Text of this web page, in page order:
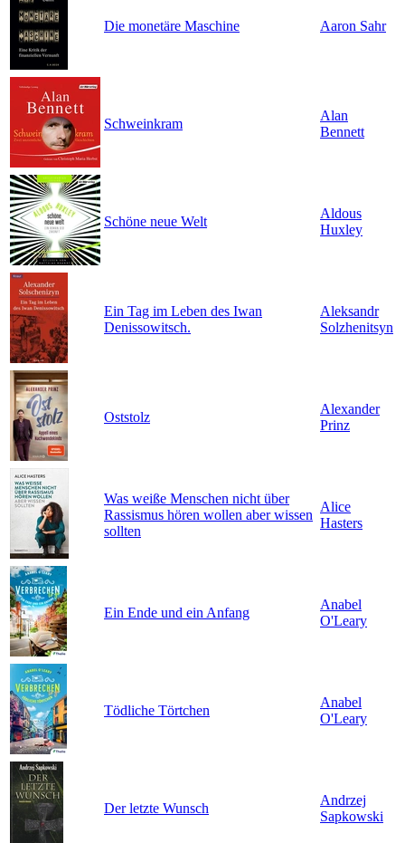
Die monetäre Maschine Aaron Sahr
Schweinkram
Alan
Bennett
Schöne neue Welt
Aldous
Huxley
Ein Tag im Leben des Iwan
Denissowitsch.
Aleksandr
Solzhenitsyn
Oststolz
Alexander
Prinz
Was weiße Menschen nicht über
Rassismus hören wollen aber wissen
sollten
Alice
Hasters
Ein Ende und ein Anfang
Anabel
O'Leary
Tödliche Törtchen
Anabel
O'Leary
Der letzte Wunsch
Andrzej
Sapkowski